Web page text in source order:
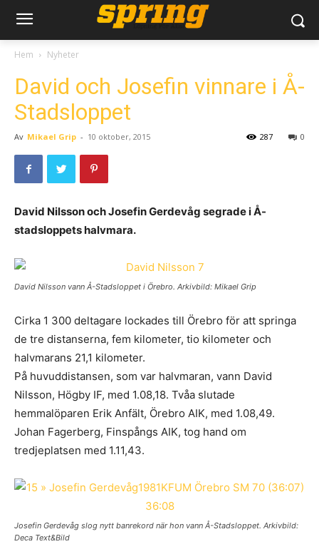
Hem Nyheter
David och Josefin vinnare i Å-
Stadsloppet
Av Mikael Grip - 10 oktober, 2015 0
287
David Nilsson och Josefin Gerdevåg segrade i Å-
stadsloppets halvmara.
David Nilsson vann Å-Stadsloppet i Örebro. Arkivbild: Mikael Grip
Cirka 1 300 deltagare lockades till Örebro för att springa
de tre distanserna, fem kilometer, tio kilometer och
halvmarans 21,1 kilometer.
På huvuddistansen, som var halvmaran, vann David
Nilsson, Högby IF, med 1.08,18. Tvåa slutade
hemmalöparen Erik Anfält, Örebro AIK, med 1.08,49.
Johan Fagerberg, Finspångs AIK, tog hand om
tredjeplatsen med 1.11,43.
Josefin Gerdevåg slog nytt banrekord när hon vann Å-Stadsloppet. Arkivbild:
Deca Text&Bild